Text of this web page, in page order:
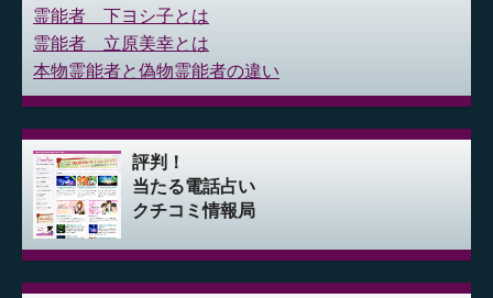
霊能者 下ヨシ子とは
霊能者 立原美幸とは
本物霊能者と偽物霊能者の違い
評判！
当たる電話占い
クチコミ情報局